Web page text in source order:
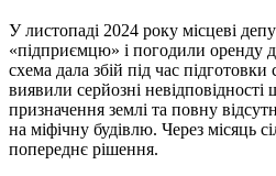
У листопаді 2024 року місцеві
«підприємцю» і погодили оренду
схема дала збій під час
виявили серйозні невідповідності
призначення землі та повну
на міфічну будівлю. Через місяць
попереднє рішення.